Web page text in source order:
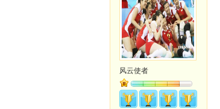
风云使者